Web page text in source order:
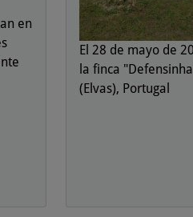
en
El 28 de mayo de
la finca
(Elvas), Portugal